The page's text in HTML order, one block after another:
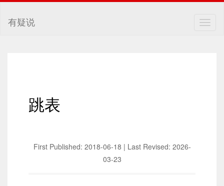
有疑说
跳表
First Published: 2018-06-18 | Last Revised: 2026-
03-23